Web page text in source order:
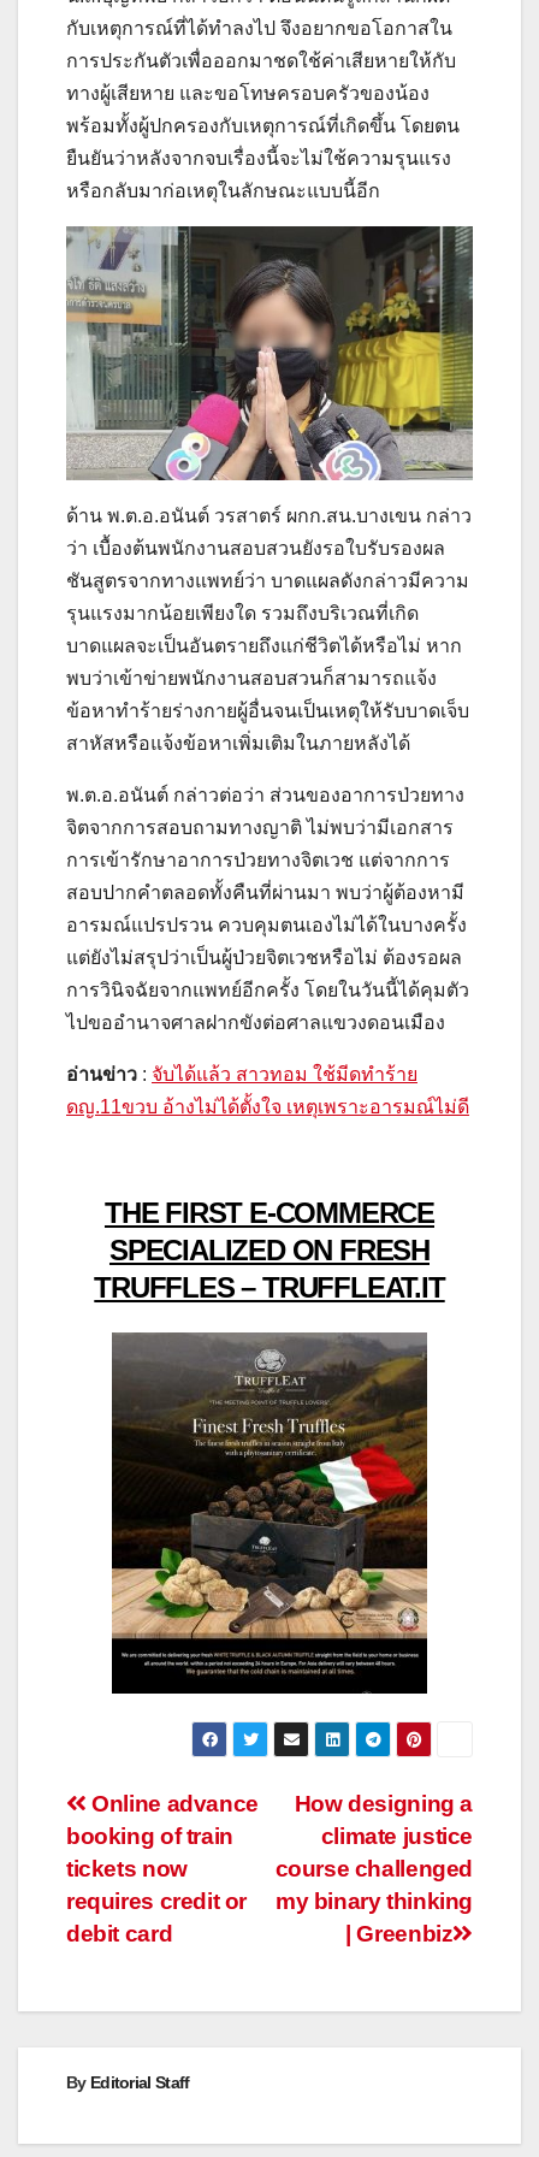
กับเหตุการณ์ที่ได้ทำลงไป จึงอยากขอโอกาสใน
การประกันตัวเพื่อออกมาชดใช้ค่าเสียหายให้กับ
ทางผู้เสียหาย และขอโทษครอบครัวของน้อง
พร้อมทั้งผู้ปกครองกับเหตุการณ์ที่เกิดขึ้น โดยตน
ยืนยันว่าหลังจากจบเรื่องนี้จะไม่ใช้ความรุนแรง
หรือกลับมาก่อเหตุในลักษณะแบบนี้อีก
ด้าน พ.ต.อ.อนันต์ วรสาตร์ ผกก.สน.บางเขน กล่าว
ว่า เบื้องต้นพนักงานสอบสวนยังรอใบรับรองผล
ชันสูตรจากทางแพทย์ว่า บาดแผลดังกล่าวมีความ
รุนแรงมากน้อยเพียงใด รวมถึงบริเวณที่เกิด
บาดแผลจะเป็นอันตรายถึงแก่ชีวิตได้หรือไม่ หาก
พบว่าเข้าข่ายพนักงานสอบสวนก็สามารถแจ้ง
ข้อหาทำร้ายร่างกายผู้อื่นจนเป็นเหตุให้รับบาดเจ็บ
สาหัสหรือแจ้งข้อหาเพิ่มเติมในภายหลังได้
พ.ต.อ.อนันต์ กล่าวต่อว่า ส่วนของอาการป่วยทาง
จิตจากการสอบถามทางญาติ ไม่พบว่ามีเอกสาร
การเข้ารักษาอาการป่วยทางจิตเวช แต่จากการ
สอบปากคำตลอดทั้งคืนที่ผ่านมา พบว่าผู้ต้องหามี
อารมณ์แปรปรวน ควบคุมตนเองไม่ได้ในบางครั้ง
แต่ยังไม่สรุปว่าเป็นผู้ป่วยจิตเวชหรือไม่ ต้องรอผล
การวินิจฉัยจากแพทย์อีกครั้ง โดยในวันนี้ได้คุมตัว
ไปขออำนาจศาลฝากขังต่อศาลแขวงดอนเมือง
อ่านข่าว : จับได้แล้ว สาวทอม ใช้มีดทำร้าย
ดญ.11ขวบ อ้างไม่ได้ตั้งใจ เหตุเพราะอารมณ์ไม่ดี
THE FIRST E-COMMERCE
SPECIALIZED ON FRESH
TRUFFLES – TRUFFLEAT.IT
Post
navigation
How designing a
climate justice
course challenged
my binary thinking
| Greenbiz
Online advance
booking of train
tickets now
requires credit or
debit card
By Editorial Staff